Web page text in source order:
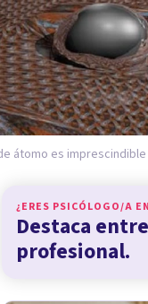
átomo es
¿ERES PSICÓLOGO/A EN
Destaca
profesional.